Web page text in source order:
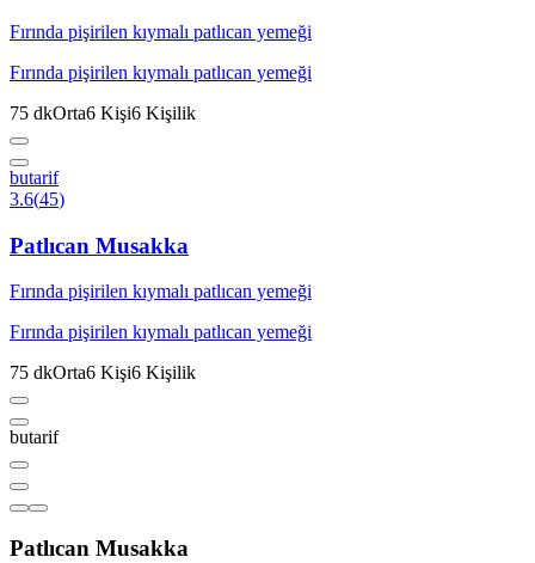
Fırında pişirilen kıymalı patlıcan yemeği
Fırında pişirilen kıymalı patlıcan yemeği
75 dkOrta6 Kişi6 Kişilik
butarif
3.6(45)
Patlıcan Musakka
Fırında pişirilen kıymalı patlıcan yemeği
Fırında pişirilen kıymalı patlıcan yemeği
75 dkOrta6 Kişi6 Kişilik
butarif
Patlıcan Musakka